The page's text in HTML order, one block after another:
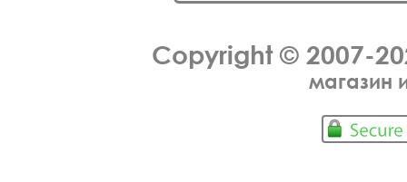
Copyright © 2007-
магазин